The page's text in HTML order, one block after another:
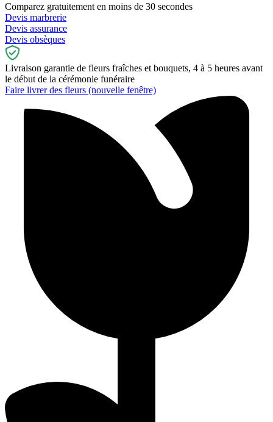
Comparez gratuitement en moins de 30 secondes
Devis marbrerie
Devis assurance
Devis obsèques
Livraison garantie de fleurs fraîches et bouquets, 4 à 5 heures avant
le début de la cérémonie funéraire
Faire livrer des fleurs (nouvelle fenêtre)